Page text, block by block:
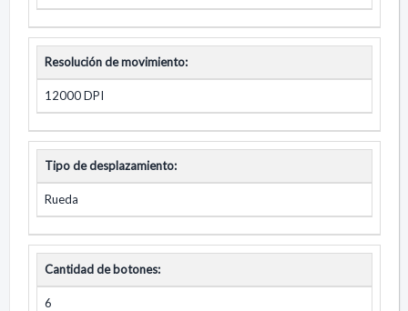
Resolución de movimiento:
12000 DPI
Tipo de desplazamiento:
Rueda
Cantidad de botones:
6